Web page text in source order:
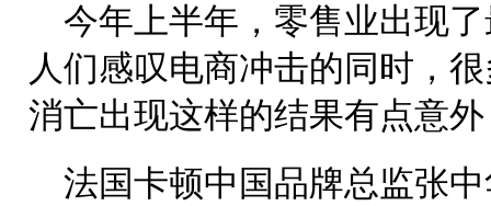
今年上半年，零售业出现
人们感叹电商冲击的同时，
消亡出现这样的结果有点意
法国卡顿中国品牌总监张